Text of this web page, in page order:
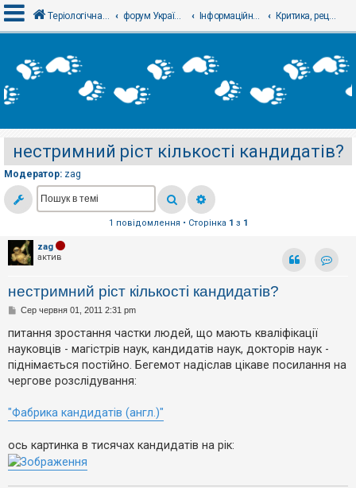
х
і
Р
е
є
т
р
і
я
е
и
б
е
з
в
п
о
і
д
е
Теріологічна школа форум Українського теріологічного товариства Інформаційний відділ Критика, рецензії, відгуки, точка зору
нестримний ріст кількості кандидатів?
Модератор: zag
1 повідомлення • Сторінка 1 з 1
zag
актив
нестримний ріст кількості кандидатів?
П
в
і
д
о
м
л
н
я
Сер червня 01, 2011 2:31 pm
питання зростання частки людей, що мають кваліфікації
науковців - магістрів наук, кандидатів наук, докторів наук -
піднімається постійно. Бегемот надіслав цікаве посилання на
чергове розслідування:
"Фабрика кандидатів (англ.)"
ось картинка в тисячах кандидатів на рік: